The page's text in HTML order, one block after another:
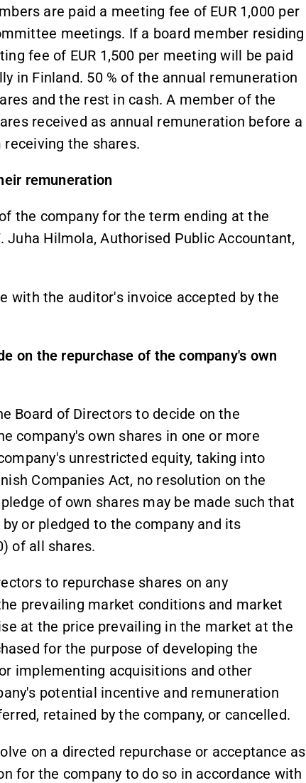
are paid a meeting fee of EUR 1,000 per
meetings. If a board member residing
fee of EUR 1,500 per meeting will be paid
in Finland. 50 % of the annual remuneration
and the rest in cash. A member of the
received as annual remuneration before a
the shares.
remuneration
the company for the term ending at the
Hilmola, Authorised Public Accountant,
with the auditor's invoice accepted by the
on the repurchase of the company's own
Board of Directors to decide on the
company's own shares in one or more
unrestricted equity, taking into
Companies Act, no resolution on the
of own shares may be made such that
or pledged to the company and its
of all shares.
to repurchase shares on any
prevailing market conditions and market
at the price prevailing in the market at the
for the purpose of developing the
implementing acquisitions and other
potential incentive and remuneration
retained by the company, or cancelled.
on a directed repurchase or acceptance as
for the company to do so in accordance with